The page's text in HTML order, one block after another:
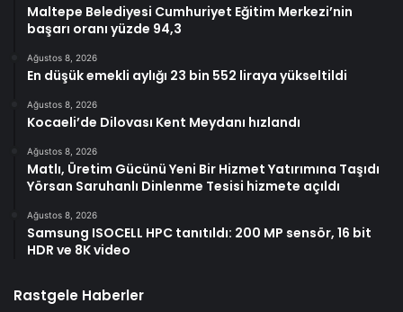
Maltepe Belediyesi Cumhuriyet Eğitim Merkezi’nin
başarı oranı yüzde 94,3
Ağustos 8, 2026
En düşük emekli aylığı 23 bin 552 liraya yükseltildi
Ağustos 8, 2026
Kocaeli’de Dilovası Kent Meydanı hızlandı
Ağustos 8, 2026
Matlı, Üretim Gücünü Yeni Bir Hizmet Yatırımına Taşıdı
Yörsan Saruhanlı Dinlenme Tesisi hizmete açıldı
Ağustos 8, 2026
Samsung ISOCELL HPC tanıtıldı: 200 MP sensör, 16 bit
HDR ve 8K video
Rastgele Haberler